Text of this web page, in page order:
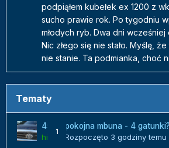
podpiąłem kubełek ex 1200 z
sucho prawie rok. Po tygodniu
młodych ryb. Dwa dni wcześniej
Nic złego się nie stało. Myślę,
nie stanie. Ta podmianka, choć
Tematy
1
450l spokojna mbuna - 4 gatunki?
hilux · Rozpoczęto 3 godziny temu